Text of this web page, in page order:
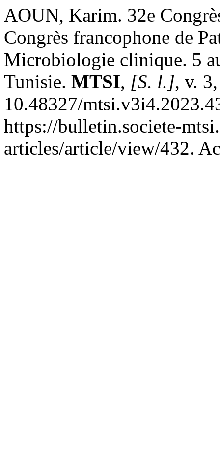
AOUN, Karim. 32e
Congrès francophone de
Microbiologie clinique. 5
Tunisie. MTSI, [S. l.], v.
10.48327/
https://bulletin.societe-
articles/article/view/432.